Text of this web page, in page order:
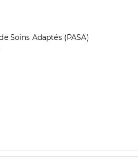
Soins Adaptés (PASA)